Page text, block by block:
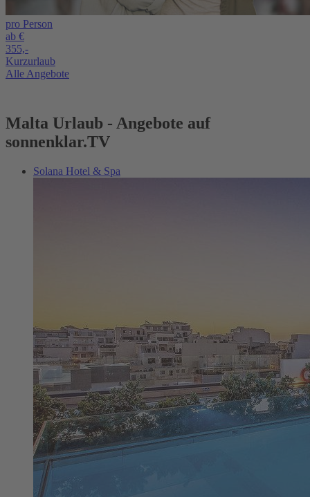
pro Person
ab €
355,-
Kurzurlaub
Alle Angebote
Malta Urlaub - Angebote auf
sonnenklar.TV
Solana Hotel & Spa